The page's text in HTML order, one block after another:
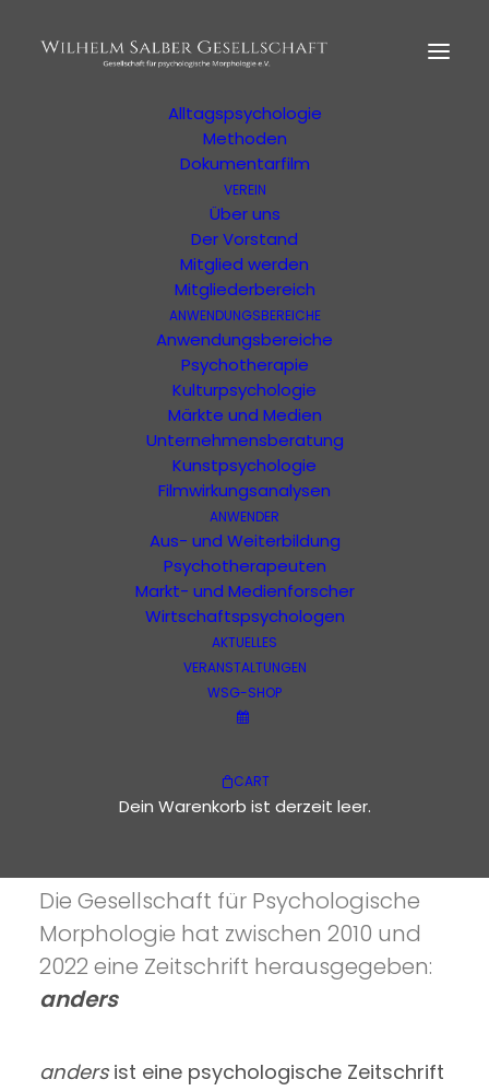
MORPHOLOGIE
Der Begründer
Alltagspsychologie
Methoden
Dokumentarfilm
VEREIN
Über uns
Der Vorstand
Mitglied werden
Mitgliederbereich
ANWENDUNGSBEREICHE
Anwendungsbereiche
Psychotherapie
Kulturpsychologie
Märkte und Medien
Unternehmensberatung
Kunstpsychologie
Filmwirkungsanalysen
ANWENDER
Aus- und Weiterbildung
Psychotherapeuten
Markt- und Medienforscher
Wirtschaftspsychologen
AKTUELLES
VERANSTALTUNGEN
WSG-SHOP
CART
Dein Warenkorb ist derzeit leer.
Shop Zur
Psychologischen
Morphologie
Zeitschrift "anders" kaufen und mehr
anders Ausgabe 1 - 42
anders IST ANDERS
Die Gesellschaft für Psychologische
Morphologie hat zwischen 2010 und
2022 eine Zeitschrift herausgegeben:
anders
andersist eine psychologische Zeitschrift